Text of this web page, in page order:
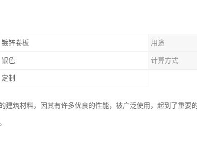
镀锌卷板 用途
银色 计算方式
定制
建筑材料，因其有许多优良的性能，被广泛使用，起到了重要